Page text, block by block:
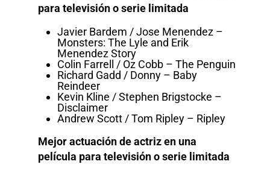
para televisión o serie limitada
Javier Bardem / Jose Menendez –
Monsters: The Lyle and Erik
Menendez Story
Colin Farrell / Oz Cobb – The Penguin
Richard Gadd / Donny – Baby
Reindeer
Kevin Kline / Stephen Brigstocke –
Disclaimer
Andrew Scott / Tom Ripley – Ripley
Mejor actuación de actriz en una
película para televisión o serie limitada